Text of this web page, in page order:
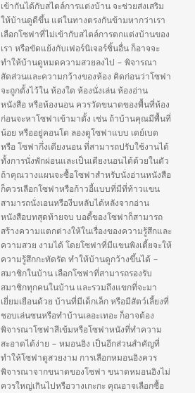
เข้ากันได้กับสไตล์การแต่งบ้าน จะช่วยส่งเสริม
ให้บ้านดูดีขึ้น แต่ในทางตรงกันข้ามหากว่าเรา
เลือกโซฟาที่ไม่เข้ากับสไตล์การตกแต่งบ้านของ
เรา หรือขัดแย้งกับเฟอร์นิเจอร์ชิ้นอื่น ก็อาจจะ
ทำให้บ้านดูหมดความสวยลงไป – พิจารณา
สัดส่วนและความกว้างของห้อง คิดก่อนว่าโซฟา
จะถูกตั้งไว้ใน ห้องใด ห้องนั่งเล่น ห้องอ่าน
หนังสือ หรือห้องนอน ควรวัดขนาดของพื้นที่ห้อง
ก่อนจะหาโซฟาเข้ามาตั้ง เช่น ถ้าบ้านคุณมีพื้นที่
น้อย หรืออยู่คอนโด ลองดูโซฟาแบบ เดย์เบด
หรือ โซฟากึ่งเตียงนอน ที่สามารถปรับใช้งานได้
ทั้งการนั่งพักผ่อนและเป็นเตียงนอนได้ด้วยในตัว
ถ้าคุณวางแผนจะซื้อโซฟาสำหรับนั่งอ่านหนังสือ
ก็ควรเลือกโซฟาหรือก้าวอี้แบบที่มีที่ท้าวแขน
สามารถนั่งเอนหรืองีบหลับได้หลังจากอ่าน
หนังสือบทสุดท้ายจบ บอดี้ของโซฟาก็สามารถ
สร้างความแตกต่างให้ในเรื่องของความรู้สึกและ
ความสวย งามได้ โดยโซฟาที่มีแขนพิงเตี้ยจะให้
ความรู้สึกกะทัดรัด ทำให้บ้านดูกว้างขึ้นได้ –
สมาชิกในบ้าน เลือกโซฟาที่สามารถรองรับ
สมาชิกทุกคนในบ้าน และรวมถึงแขกที่จะมา
เยี่ยมเยือนด้วย บ้านที่มีเด็กเล็ก หรือมีสัตว์เลี้ยงที่
ชอบเล่นซนหรือทำบ้านเลอะเทอะ ก็อาจต้อง
พิจารณาโซฟาสีเข้มหรือโซฟาหนังที่ทำความ
สะอาดได้ง่าย – หมอนอิง เป็นอีกส่วนสำคัญที่
ทำให้โซฟาดูสวยงาม การเลือกหมอนอิงควร
พิจารณาจากขนาดของโซฟา ขนาดหมอนอิงไม่
ควรใหญ่เกินไปหรือวางเกะกะ คุณอาจเลือกซื้อ